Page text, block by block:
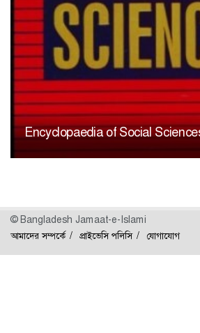
Encyclopaedia of Social
© Bangladesh Jamaat-e-Islami
আমাদের সম্পর্কে প্রাইভেসি পলিসি যোগাযোগ